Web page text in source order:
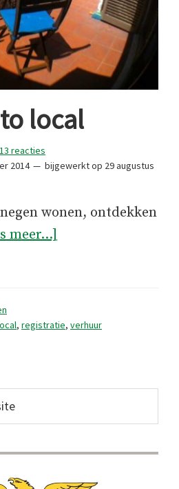
local
13 reacties
2014 bijgewerkt op 29 augustus
wonen, ontdekken
meer...]
, registratie, verhuur